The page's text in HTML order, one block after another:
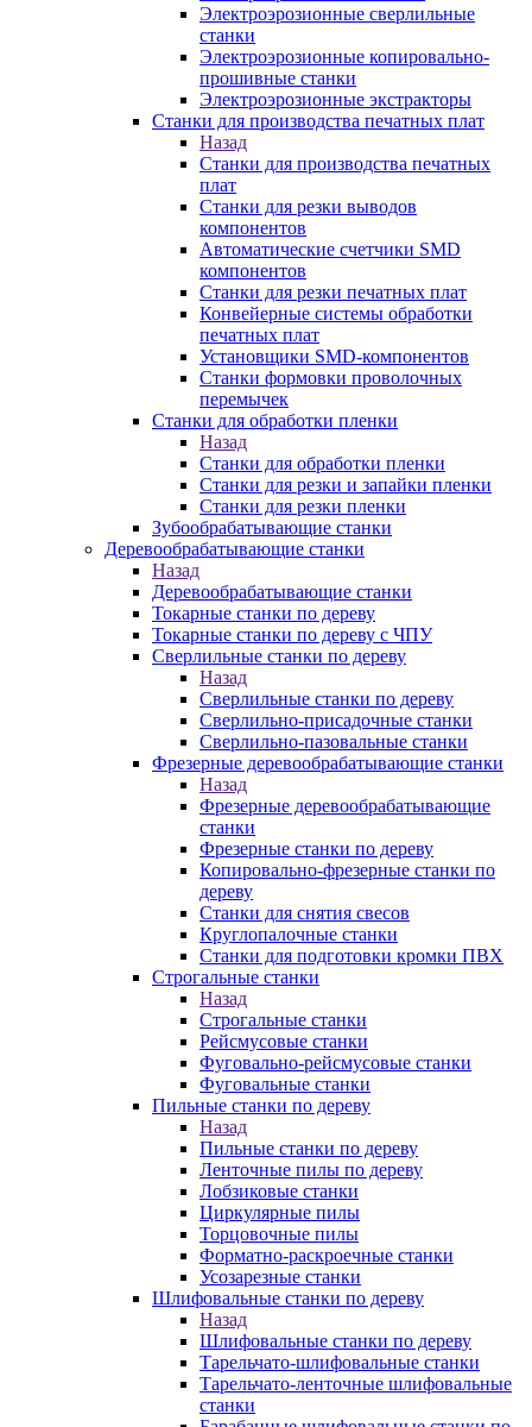
Электроэрозионные сверлильные
станки
Электроэрозионные копировально-
прошивные станки
Электроэрозионные экстракторы
Станки для производства печатных плат
Назад
Станки для производства печатных
плат
Станки для резки выводов
компонентов
Автоматические счетчики SMD
компонентов
Станки для резки печатных плат
Конвейерные системы обработки
печатных плат
Установщики SMD-компонентов
Станки формовки проволочных
перемычек
Станки для обработки пленки
Назад
Станки для обработки пленки
Станки для резки и запайки пленки
Станки для резки пленки
Зубообрабатывающие станки
Деревообрабатывающие станки
Назад
Деревообрабатывающие станки
Токарные станки по дереву
Токарные станки по дереву с ЧПУ
Сверлильные станки по дереву
Назад
Сверлильные станки по дереву
Сверлильно-присадочные станки
Сверлильно-пазовальные станки
Фрезерные деревообрабатывающие станки
Назад
Фрезерные деревообрабатывающие
станки
Фрезерные станки по дереву
Копировально-фрезерные станки по
дереву
Станки для снятия свесов
Круглопалочные станки
Станки для подготовки кромки ПВХ
Строгальные станки
Назад
Строгальные станки
Рейсмусовые станки
Фуговально-рейсмусовые станки
Фуговальные станки
Пильные станки по дереву
Назад
Пильные станки по дереву
Ленточные пилы по дереву
Лобзиковые станки
Циркулярные пилы
Торцовочные пилы
Форматно-раскроечные станки
Усозарезные станки
Шлифовальные станки по дереву
Назад
Шлифовальные станки по дереву
Тарельчато-шлифовальные станки
Тарельчато-ленточные шлифовальные
станки